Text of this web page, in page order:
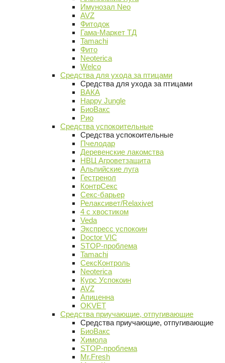
Имунозал Neo
AVZ
Фитодок
Гама-Маркет ТД
Tamachi
Фито
Neoterica
Welco
Средства для ухода за птицами
Средства для ухода за птицами
ВАКА
Happy Jungle
БиоВакс
Рио
Средства успокоительные
Средства успокоительные
Пчелодар
Деревенские лакомства
НВЦ Агроветзащита
Альпийские луга
Гестренол
КонтрСекс
Секс-барьер
Релаксивет/Relaxivet
4 с хвостиком
Veda
Экспресс успокоин
Doctor VIC
STOP-проблема
Tamachi
СексКонтроль
Neoterica
Курс Успокоин
AVZ
Апиценна
OKVET
Средства приучающие, отпугивающие
Средства приучающие, отпугивающие
БиоВакс
Химола
STOP-проблема
Mr.Fresh